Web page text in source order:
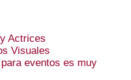
Actrices
Visuales
eventos es muy